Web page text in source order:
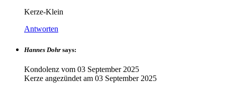
Kerze-Klein
Antworten
Hannes Dohr says:
Kondolenz vom 03 September 2025
Kerze angezündet am 03 September 2025